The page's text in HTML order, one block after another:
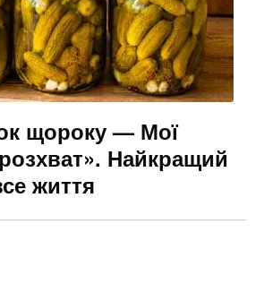
щороку — Мої
Найкращий
життя